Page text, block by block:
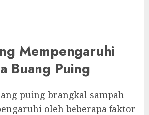
Mempengaruhi
Buang Puing
puing brangkal sampah
oleh beberapa faktor